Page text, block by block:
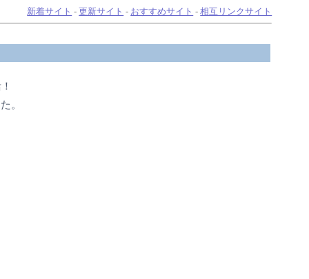
新着サイト -更新サイト - おすすめサイト -相互リンクサイト
。